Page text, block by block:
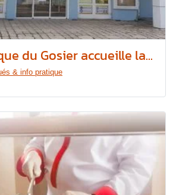
du Gosier accueille la...
& info pratique